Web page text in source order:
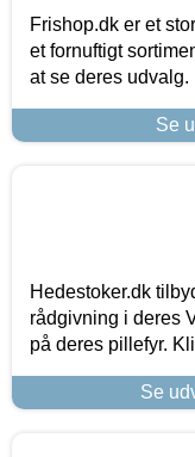
Frishop.dk er et
et fornuftigt
at se deres udvalg.
Se
Hedestoker.dk
rådgivning i deres
på deres pillefyr.
Se